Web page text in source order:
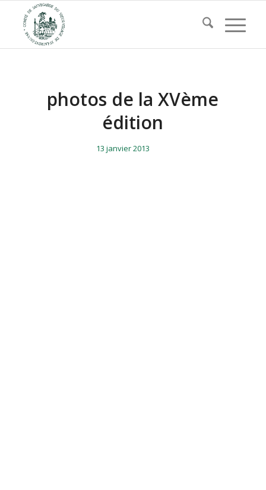
photos de la XVème
édition
13 janvier 2013